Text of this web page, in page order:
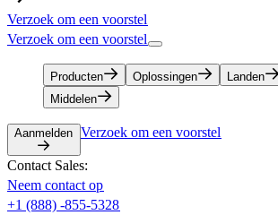
Verzoek om een voorstel​​
Verzoek om een voorstel​​
Producten​​ Oplossingen​​ Landen​​
Middelen​​
Aanmelden​​ Verzoek om een voorstel​​
Contact Sales:​​
Neem contact op​​
+1 (888) -855-5328​​